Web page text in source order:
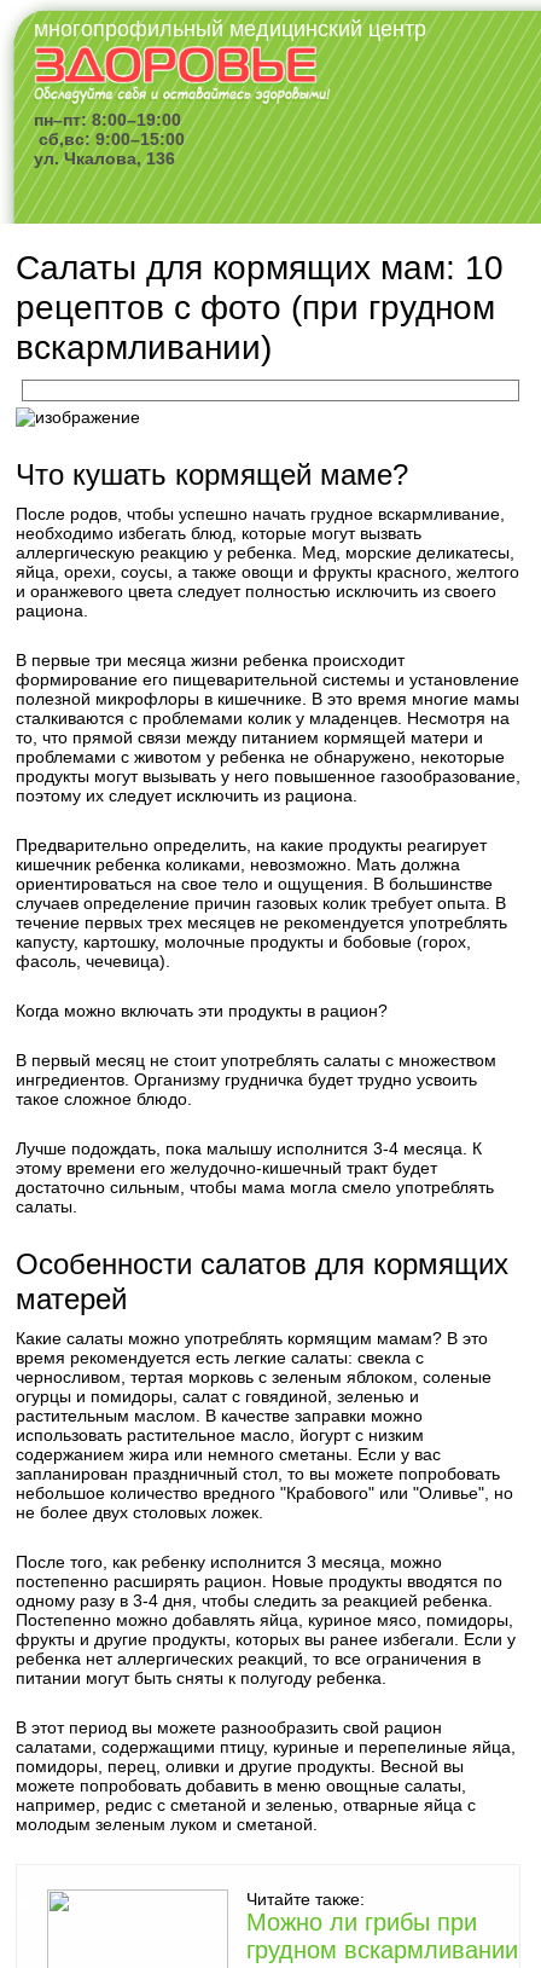
многопрофильный медицинский центр
пн–пт: 8:00–19:00
сб,вс: 9:00–15:00
ул. Чкалова, 136
Салаты для кормящих мам: 10
рецептов с фото (при грудном
вскармливании)
Что кушать кормящей маме?
После родов, чтобы успешно начать грудное вскармливание,
необходимо избегать блюд, которые могут вызвать
аллергическую реакцию у ребенка. Мед, морские деликатесы,
яйца, орехи, соусы, а также овощи и фрукты красного, желтого
и оранжевого цвета следует полностью исключить из своего
рациона.
В первые три месяца жизни ребенка происходит
формирование его пищеварительной системы и установление
полезной микрофлоры в кишечнике. В это время многие мамы
сталкиваются с проблемами колик у младенцев. Несмотря на
то, что прямой связи между питанием кормящей матери и
проблемами с животом у ребенка не обнаружено, некоторые
продукты могут вызывать у него повышенное газообразование,
поэтому их следует исключить из рациона.
Предварительно определить, на какие продукты реагирует
кишечник ребенка коликами, невозможно. Мать должна
ориентироваться на свое тело и ощущения. В большинстве
случаев определение причин газовых колик требует опыта. В
течение первых трех месяцев не рекомендуется употреблять
капусту, картошку, молочные продукты и бобовые (горох,
фасоль, чечевица).
Когда можно включать эти продукты в рацион?
В первый месяц не стоит употреблять салаты с множеством
ингредиентов. Организму грудничка будет трудно усвоить
такое сложное блюдо.
Лучше подождать, пока малышу исполнится 3-4 месяца. К
этому времени его желудочно-кишечный тракт будет
достаточно сильным, чтобы мама могла смело употреблять
салаты.
Особенности салатов для кормящих
матерей
Какие салаты можно употреблять кормящим мамам? В это
время рекомендуется есть легкие салаты: свекла с
черносливом, тертая морковь с зеленым яблоком, соленые
огурцы и помидоры, салат с говядиной, зеленью и
растительным маслом. В качестве заправки можно
использовать растительное масло, йогурт с низким
содержанием жира или немного сметаны. Если у вас
запланирован праздничный стол, то вы можете попробовать
небольшое количество вредного "Крабового" или "Оливье", но
не более двух столовых ложек.
После того, как ребенку исполнится 3 месяца, можно
постепенно расширять рацион. Новые продукты вводятся по
одному разу в 3-4 дня, чтобы следить за реакцией ребенка.
Постепенно можно добавлять яйца, куриное мясо, помидоры,
фрукты и другие продукты, которых вы ранее избегали. Если у
ребенка нет аллергических реакций, то все ограничения в
питании могут быть сняты к полугоду ребенка.
В этот период вы можете разнообразить свой рацион
салатами, содержащими птицу, куриные и перепелиные яйца,
помидоры, перец, оливки и другие продукты. Весной вы
можете попробовать добавить в меню овощные салаты,
например, редис с сметаной и зеленью, отварные яйца с
молодым зеленым луком и сметаной.
Читайте также:
Можно ли грибы при
грудном вскармливании